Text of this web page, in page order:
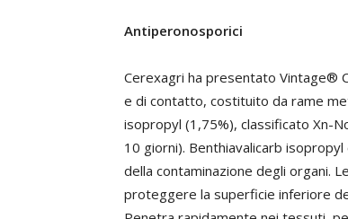
Antiperonosporici
Cerexagri ha presentato Vintage®
e di contatto, costituito da rame
isopropyl (1,75%), classificato Xn-
10 giorni). Benthiavalicarb
della contaminazione degli organi.
proteggere la superficie inferiore